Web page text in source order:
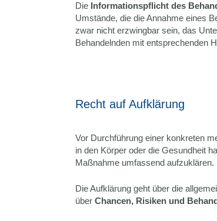
Die Informationspflicht des
Umstände, die die Annahme eines
zwar nicht erzwingbar sein, das
Behandelnden mit entsprechenden
Recht auf Aufklärung
Vor Durchführung einer konkreten
in den Körper oder die Gesundheit
Maßnahme umfassend aufzuklären.
Die Aufklärung geht über die
über Chancen, Risiken und